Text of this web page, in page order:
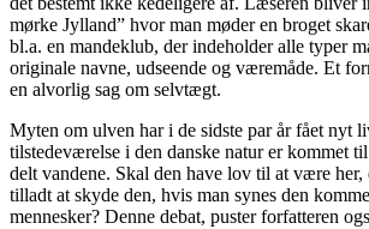
mørke Jylland” hvor man møder en broget
bl.a. en mandeklub, der indeholder alle typer
originale navne, udseende og væremåde. Et
en alvorlig sag om selvtægt.
Myten om ulven har i de sidste par år fået nyt
tilstedeværelse i den danske natur er kommet
delt vandene. Skal den have lov til at være
tilladt at skyde den, hvis man synes den
mennesker? Denne debat, puster forfatteren